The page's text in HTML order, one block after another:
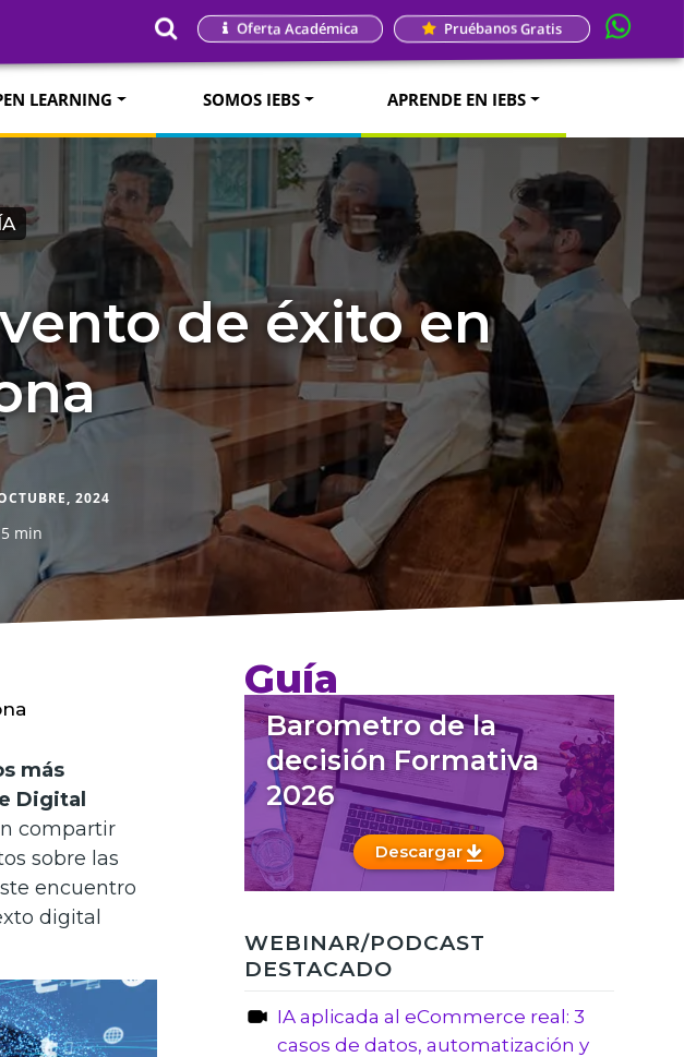
Oferta Académica Pruébanos Gratis
LEARNING SOMOS IEBS APRENDE EN IEBS
de éxito en
2024
min
más
Digital
compartir
sobre las
encuentro
digital
Guía
Barometro de la
decisión Formativa
2026
Descargar
WEBINAR/PODCAST
DESTACADO
IA aplicada al eCommerce real: 3
casos de datos, automatización y